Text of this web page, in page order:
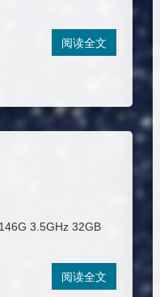
阅读全文
3.5GHz 32GB
阅读全文